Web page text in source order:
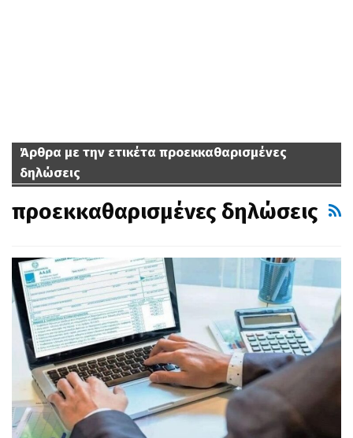
Άρθρα με την ετικέτα προεκκαθαρισμένες
δηλώσεις
προεκκαθαρισμένες δηλώσεις